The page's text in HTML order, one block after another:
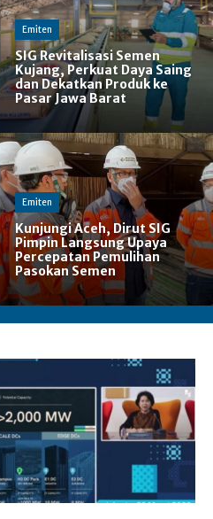
Emiten
SIG Revitalisasi Semen
Kujang, Perkuat Daya Saing
dan Dekatkan Produk ke
Pasar Jawa Barat
Emiten
Kunjungi Aceh, Dirut SIG
Pimpin Langsung Upaya
Percepatan Pemulihan
Pasokan Semen